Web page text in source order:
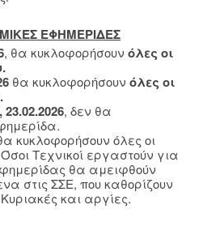
ΕΦΗΜΕΡΙΔΕΣ
, θα κυκλοφορήσουν όλες οι
θα κυκλοφορήσουν όλες οι
, δεν θα
κυκλοφορήσουν όλες οι
Τεχνικοί εργαστούν για
θα αμειφθούν
στις ΣΣΕ, που καθορίζουν
και αργίες.